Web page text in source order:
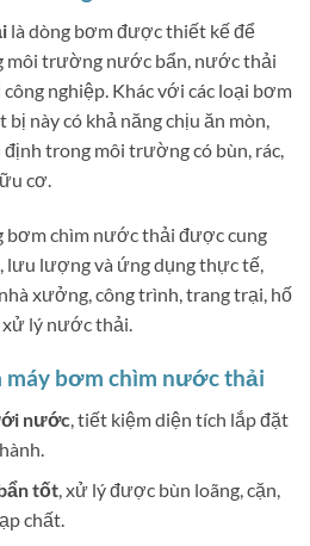
là dòng bơm được thiết kế để
môi trường nước bẩn, nước thải
nghiệp. Khác với các loại bơm
này có khả năng chịu ăn mòn,
định trong môi trường có bùn, rác,
cơ.
bơm chìm nước thải được cung
lưu lượng và ứng dụng thực tế,
xưởng, công trình, trang trại, hố
xử lý nước thải.
máy bơm chìm nước thải
nước , tiết kiệm diện tích lắp đặt
tốt, xử lý được bùn loãng, cặn,
chất.